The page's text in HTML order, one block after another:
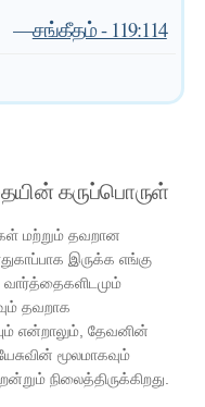
—சங்கீதம் - 119:114
கருப்பொருள்
மற்றும் தவறான
இருக்க எங்கு
தவறாக
என்றாலும், தேவனின்
மூலமாகவும்
நிலைத்திருக்கிறது.